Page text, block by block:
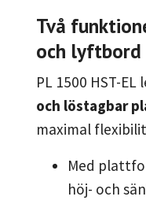
Två
och lyftbord
PL 1500 HST-
och löstagbar
maximal
Med
höj- och